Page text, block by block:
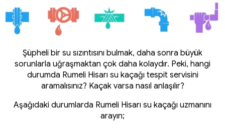
Şüpheli bir su sızıntısını bulmak, daha sonra büyük
sorunlarla uğraşmaktan çok daha kolaydır. Peki, hangi
durumda Rumeli Hisarı su kaçağı tespit servisini
aramalısınız? Kaçak varsa nasıl anlaşılır?
Aşağıdaki durumlarda Rumeli Hisarı su kaçağı uzmanını
arayın;